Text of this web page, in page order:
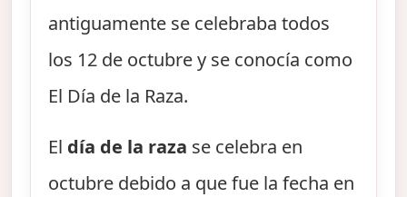
antiguamente se celebraba todos
los 12 de octubre y se conocía como
El Día de la Raza.
El día de la raza se celebra en
octubre debido a que fue la fecha en